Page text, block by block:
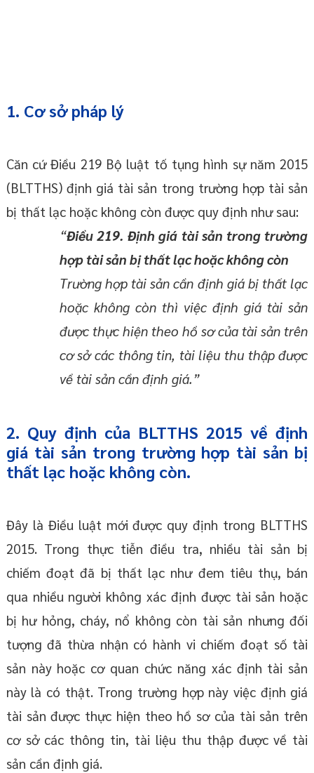
1. Cơ sở pháp lý
Căn cứ Điều 219 Bộ luật tố tụng hình sự năm 2015
(BLTTHS) định giá tài sản trong trường hợp tài sản
bị thất lạc hoặc không còn được quy định như sau:
“Điều 219. Định giá tài sản trong trường
hợp tài sản bị thất lạc hoặc không còn
Trường hợp tài sản cần định giá bị thất lạc
hoặc không còn thì việc định giá tài sản
được thực hiện theo hồ sơ của tài sản trên
cơ sở các thông tin, tài liệu thu thập được
về tài sản cần định giá.”
2. Quy định của BLTTHS 2015 về định
giá tài sản trong trường hợp tài sản bị
thất lạc hoặc không còn.
Đây là Điều luật mới được quy định trong BLTTHS
2015. Trong thực tiễn điều tra, nhiều tài sản bị
chiếm đoạt đã bị thất lạc như đem tiêu thụ, bán
qua nhiều người không xác định được tài sản hoặc
bị hư hỏng, cháy, nổ không còn tài sản nhưng đối
tượng đã thừa nhận có hành vi chiếm đoạt số tài
sản này hoặc cơ quan chức năng xác định tài sản
này là có thật. Trong trường hợp này việc định giá
tài sản được thực hiện theo hồ sơ của tài sản trên
cơ sở các thông tin, tài liệu thu thập được về tài
sản cần định giá.